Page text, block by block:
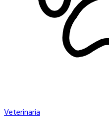
Veterinaria